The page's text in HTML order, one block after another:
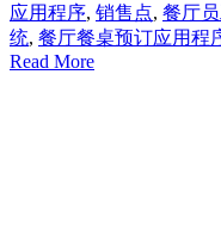
应用程序, 销售点, 餐厅
统, 餐厅餐桌预订应用程
Read More